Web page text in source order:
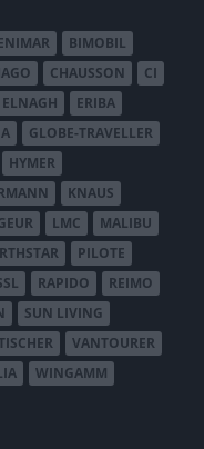
BIMOBIL
CHAUSSON
CI
ELNAGH
ERIBA
GLOBE-TRAVELLER
HYMER
KNAUS
LMC
MALIBU
PILOTE
RAPIDO
REIMO
SUN LIVING
VANTOURER
WINGAMM